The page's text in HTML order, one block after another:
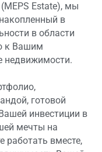
Estate), мы
в
в области
к Вашим
недвижимости.
готовой
инвестиции в
мечты на
работать вместе,